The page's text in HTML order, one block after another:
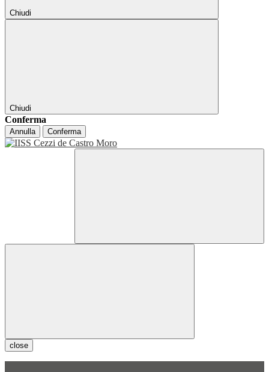
Chiudi
Chiudi
Conferma
Annulla Conferma
close